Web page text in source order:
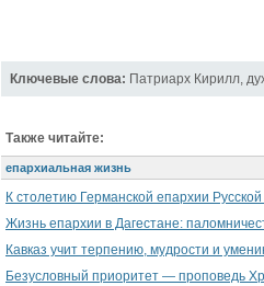
Ключевые слова: Патриарх Кирилл,
Также читайте:
епархиальная жизнь
К столетию Германской епархии
Жизнь епархии в Дагестане:
Кавказ учит терпению, мудрости и
Безусловный приоритет — проповедь